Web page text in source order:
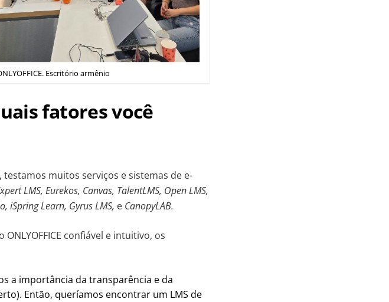
Escritório armênio
fatores você
muitos serviços e sistemas de e-
LMS, Eurekos, Canvas, TalentLMS, Open LMS,
iSpring Learn, Gyrus LMS, e CanopyLAB.
confiável e intuitivo, os
a importância da transparência e da
Então, queríamos encontrar um LMS de